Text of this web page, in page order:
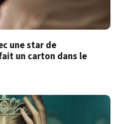
une star de
un carton dans le